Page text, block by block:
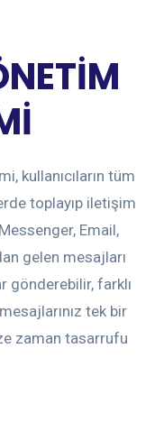
kullanıcıların tüm
toplayıp iletişim
Email,
gelen mesajları
gönderebilir, farklı
tek bir
zaman tasarrufu